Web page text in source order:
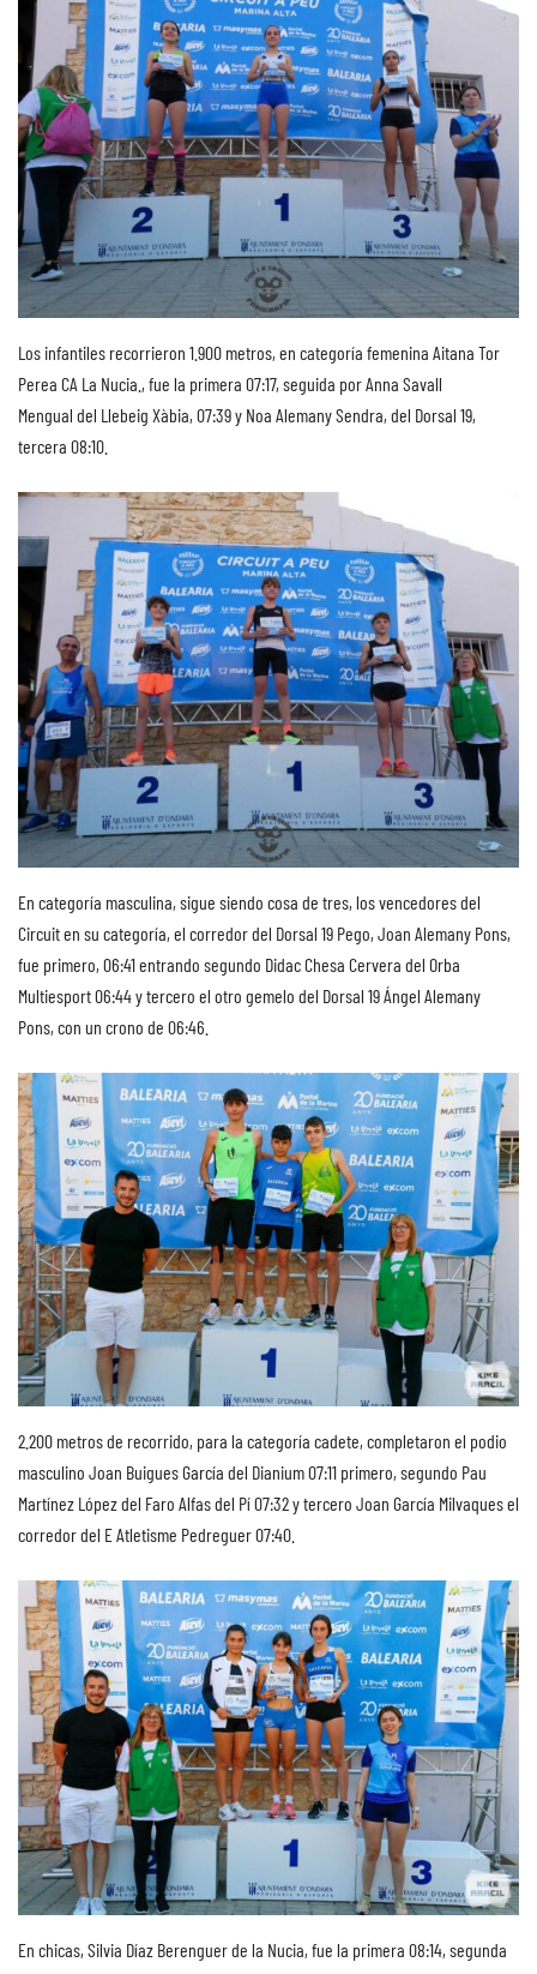
Los infantiles recorrieron 1.900 metros, en categoría femenina Aitana Tor
Perea CA La Nucia., fue la primera 07:17, seguida por Anna Savall
Mengual del Llebeig Xàbia, 07:39 y Noa Alemany Sendra, del Dorsal 19,
tercera 08:10.
En categoría masculina, sigue siendo cosa de tres, los vencedores del
Circuit en su categoría, el corredor del Dorsal 19 Pego, Joan Alemany Pons,
fue primero, 06:41 entrando segundo Didac Chesa Cervera del Orba
Multiesport 06:44 y tercero el otro gemelo del Dorsal 19 Ángel Alemany
Pons, con un crono de 06:46.
2.200 metros de recorrido, para la categoría cadete, completaron el podio
masculino Joan Buigues García del Dianium 07:11 primero, segundo Pau
Martínez López del Faro Alfas del Pí 07:32 y tercero Joan García Milvaques el
corredor del E Atletisme Pedreguer 07:40.
En chicas, Silvia Díaz Berenguer de la Nucia, fue la primera 08:14, segunda